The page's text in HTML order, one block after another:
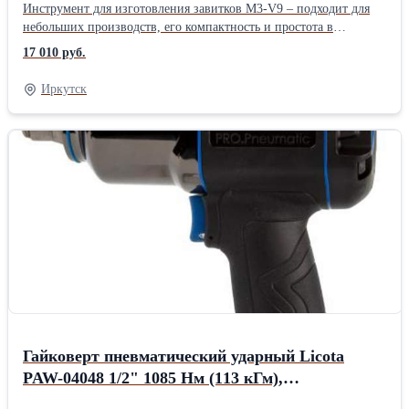
Инструмент для изготовления завитков M3-V9 – подходит для
небольших производств, его компактность и простота в
использовании, отлично подойдут для начинающих
кузнецов.Производитель: BlackSmith Видео:
Https://www.youtube.com/embed/iYNRBra8a2w
17 010 руб.
Иркутск
Гайковерт пневматический ударный Licota
PAW-04048 1/2" 1085 Нм (113 кГм),